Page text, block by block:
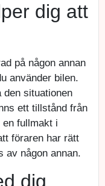
dig att
på någon annan
använder bilen.
situationen
ett tillstånd från
fullmakt i
föraren har rätt
av någon annan.
dig